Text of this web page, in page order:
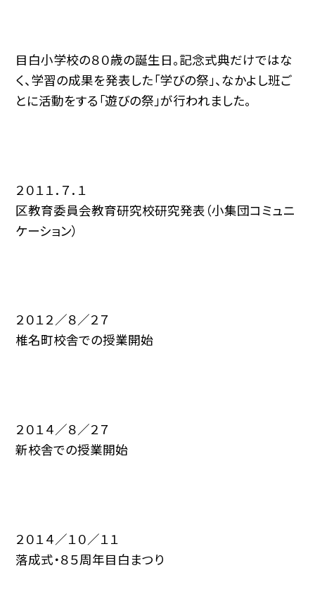
目白小学校の８０歳の誕生日。記念式典だけではな
く、学習の成果を発表した「学びの祭」、なかよし班ご
とに活動をする「遊びの祭」が行われました。
２０１１．７．１
区教育委員会教育研究校研究発表（小集団コミュニ
ケーション）
２０１２／８／２７
椎名町校舎での授業開始
２０１４／８／２７
新校舎での授業開始
２０１４／１０／１１
落成式・８５周年目白まつり